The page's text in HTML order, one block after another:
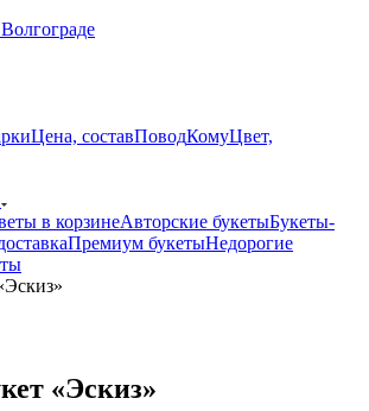
Цена, составПоводКомуЦвет,
в корзинеАвторские букетыБукеты-
Премиум букетыНедорогие
«Эскиз»